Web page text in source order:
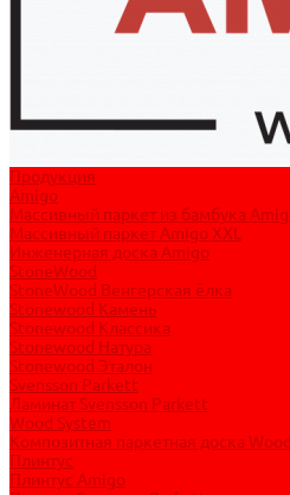
Продукция
Amigo
Массивный паркет из бамбука
Массивный паркет Amigo XXL
Инженерная доска Amigo
StoneWood
StoneWood Венгерская ёлка
Stonewood Камень
Stonewood Классика
Stonewood Натура
Stonewood Эталон
Svensson Parkett
Ламинат Svensson Parkett
Wood System
Композитная паркетная доска
Плинтус
Плинтус Amigo